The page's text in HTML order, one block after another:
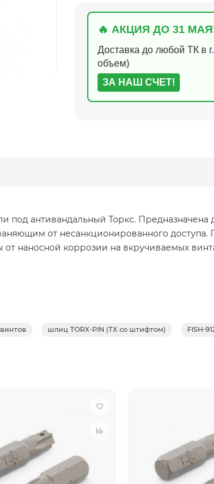
🔥 АКЦИЯ ДО 31
Доставка до любой ТК в
объем)
ЗА НАШ СЧЕТ!
под антивандальный Торкс.
от несанкционированного
наносной коррозии на вкручиваемых
шлиц TORX-PIN (TX со штифтом) FISH-